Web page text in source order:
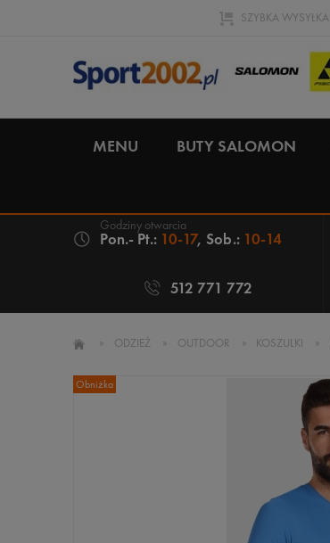
SZYBKA WYSYŁKA
MENU BUTY SALOMON
Pon.- Pt.: 10-17, Sob.: 10-14
512 771 772
» ODZIEŻ » OUTDOOR » KOSZULKI »
Obniżka